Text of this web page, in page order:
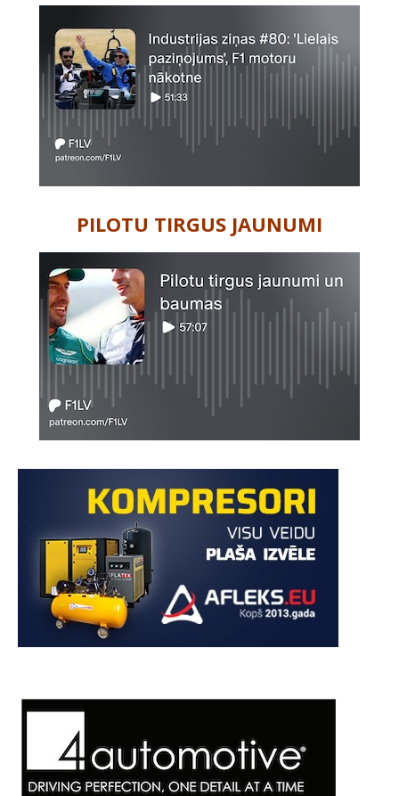
PILOTU TIRGUS JAUNUMI